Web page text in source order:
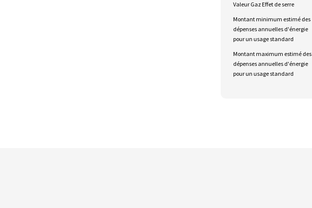
Valeur Gaz Effet de serre
Montant minimum estimé des
dépenses annuelles d'énergie
pour un usage standard
Montant maximum estimé des
dépenses annuelles d'énergie
pour un usage standard